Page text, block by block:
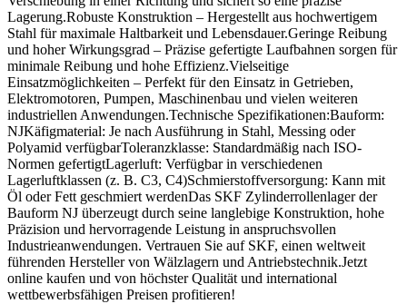
Lagerung.Robuste Konstruktion – Hergestellt aus hochwertigem
Stahl für maximale Haltbarkeit und Lebensdauer.Geringe Reibung
und hoher Wirkungsgrad – Präzise gefertigte Laufbahnen sorgen für
minimale Reibung und hohe Effizienz.Vielseitige
Einsatzmöglichkeiten – Perfekt für den Einsatz in Getrieben,
Elektromotoren, Pumpen, Maschinenbau und vielen weiteren
industriellen Anwendungen.Technische Spezifikationen:Bauform:
NJKäfigmaterial: Je nach Ausführung in Stahl, Messing oder
Polyamid verfügbarToleranzklasse: Standardmäßig nach ISO-
Normen gefertigtLagerluft: Verfügbar in verschiedenen
Lagerluftklassen (z. B. C3, C4)Schmierstoffversorgung: Kann mit
Öl oder Fett geschmiert werdenDas SKF Zylinderrollenlager der
Bauform NJ überzeugt durch seine langlebige Konstruktion, hohe
Präzision und hervorragende Leistung in anspruchsvollen
Industrieanwendungen. Vertrauen Sie auf SKF, einen weltweit
führenden Hersteller von Wälzlagern und Antriebstechnik.Jetzt
online kaufen und von höchster Qualität und international
wettbewerbsfähigen Preisen profitieren!